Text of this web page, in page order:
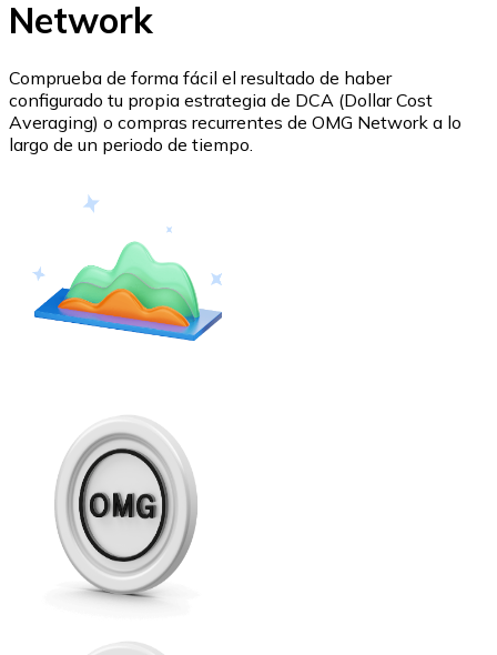
BTC
Ethereum
USD Coin
Network
Comprueba de forma fácil el resultado de haber
configurado tu propia estrategia de DCA (Dollar Cost
Averaging) o compras recurrentes de OMG Network a lo
largo de un periodo de tiempo.